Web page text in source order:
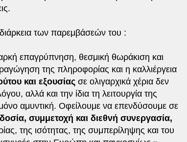
των παρεμβάσεών του :
επαγρύπνηση, θεσμική θωράκιση και
της πληροφορίας και η καλλιέργεια
και εξουσίας σε ολιγαρχικά χέρια δεν
αλλά και την ίδια τη λειτουργία της
αμυντική. Οφείλουμε να επενδύσουμε σε
συμμετοχή και διεθνή συνεργασία,
της ισότητας, της συμπερίληψης και του